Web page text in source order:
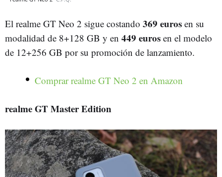
El realme GT Neo 2 sigue costando 369 euros en su
modalidad de 8+128 GB y en 449 euros en el modelo
de 12+256 GB por su promoción de lanzamiento.
Comprar realme GT Neo 2 en Amazon
realme GT Master Edition